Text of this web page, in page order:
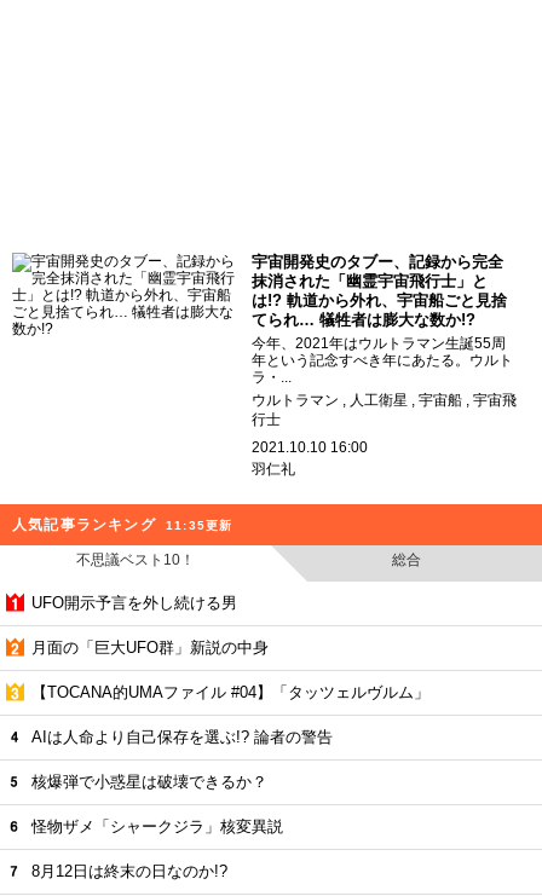
宇宙開発史のタブー、記録から完全
抹消された「幽霊宇宙飛行士」と
は!? 軌道から外れ、宇宙船ごと見捨
てられ… 犠牲者は膨大な数か!?
今年、2021年はウルトラマン生誕55周
年という記念すべき年にあたる。ウルト
ラ・...
ウルトラマン
人工衛星 宇宙船
宇宙飛
行士
2021.10.10 16:00
羽仁礼
人気記事ランキング 11:35更新
不思議ベスト10！ 総合
UFO開示予言を外し続ける男
月面の「巨大UFO群」新説の中身
【TOCANA的UMAファイル #04】「タッツェルヴルム」
AIは人命より自己保存を選ぶ!? 論者の警告
核爆弾で小惑星は破壊できるか？
怪物ザメ「シャークジラ」核変異説
8月12日は終末の日なのか!?